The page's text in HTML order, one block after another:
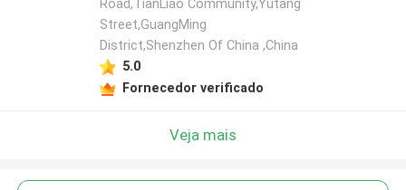
Road,TianLiao Community,Yutang
Street,GuangMing
District,Shenzhen Of China ,China
5.0
Fornecedor verificado
Veja mais